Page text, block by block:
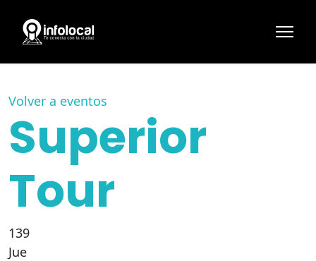
Volver a eventos
Superior
Tour
139
Jue